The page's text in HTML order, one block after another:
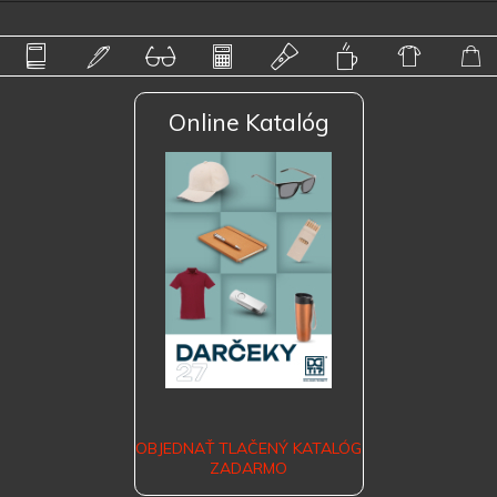
Online Katalóg
OBJEDNAŤ TLAČENÝ KATALÓG
ZADARMO